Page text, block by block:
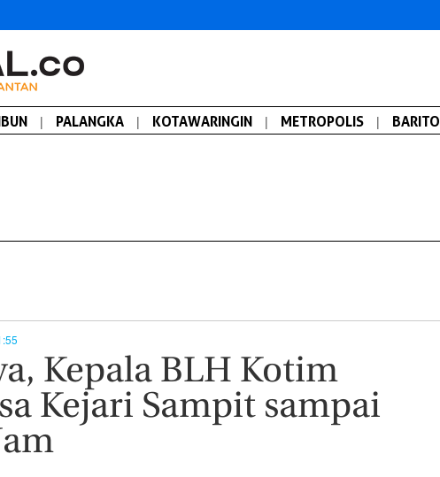
| PALANGKA | KOTAWARINGIN | METROPOLIS | BARITO
Kepala BLH Kotim
Kejari Sampit sampai